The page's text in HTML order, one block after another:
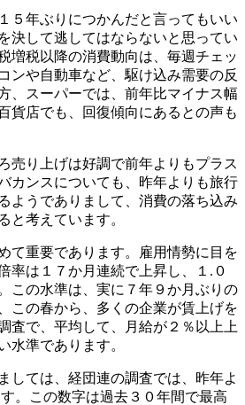
５年ぶりにつかんだと言ってもいい
決して逃してはならないと思ってい
増税以降の消費動向は、毎週チェッ
ンや自動車など、駆け込み需要の反
、スーパーでは、前年比マイナス幅
貨店でも、回復傾向にあるとの声も
売り上げは好調で前年よりもプラス
カンスについても、昨年よりも旅行
ようでありまして、消費の落ち込み
と考えています。
て重要であります。雇用情勢に目を
率は１７か月連続で上昇し、１.０
この水準は、実に７年９か月ぶりの
この春から、多くの企業が賃上げを
査で、平均して、月給が２％以上上
水準であります。
しては、経団連の調査では、昨年よ
。この数字は過去３０年間で最高